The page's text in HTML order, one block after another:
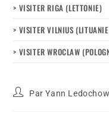
> VISITER RIGA (LETTONIE)
> VISITER VILNIUS
> VISITER WROCLAW
ParYann